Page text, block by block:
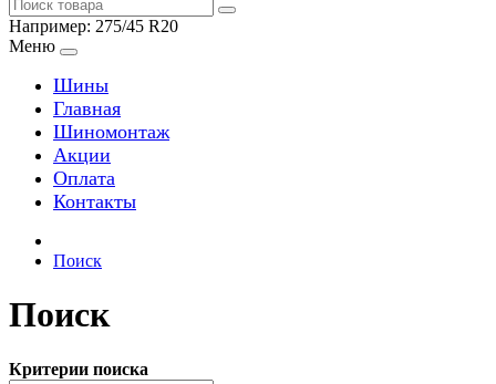
Например: 275/45 R20
Меню
Шины
Главная
Шиномонтаж
Акции
Оплата
Контакты
Поиск
Поиск
Критерии поиска